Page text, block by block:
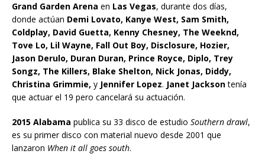
Grand Garden Arena en Las Vegas, durante dos días,
donde actúan Demi Lovato, Kanye West, Sam Smith,
Coldplay, David Guetta, Kenny Chesney, The Weeknd,
Tove Lo, Lil Wayne, Fall Out Boy, Disclosure, Hozier,
Jason Derulo, Duran Duran, Prince Royce, Diplo, Trey
Songz, The Killers, Blake Shelton, Nick Jonas, Diddy,
Christina Grimmie, y Jennifer Lopez. Janet Jacksontenía
que actuar el 19 pero cancelará su actuación.
2015 Alabama publica su 33 disco de estudio Southern drawl,
es su primer disco con material nuevo desde 2001 que
lanzaron When it all goes south.